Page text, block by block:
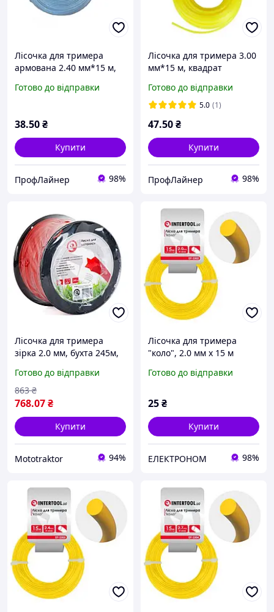
Лісочка для тримера
армована 2.40 мм*15 м,
Готово до відправки
38.50₴
Купити
ПрофЛайнер 98%
Лісочка для тримера 3.00
мм*15 м, квадрат
Готово до відправки
5.0 (1)
47.50₴
Купити
ПрофЛайнер 98%
Лісочка для тримера
зірка 2.0 мм, бухта 245м,
Готово до відправки
768.07₴
863 ₴
Купити
Mototraktor 94%
Лісочка для тримера
"коло", 2.0 мм x 15 м
Готово до відправки
25₴
Купити
ЕЛЕКТРОНОМ 98%